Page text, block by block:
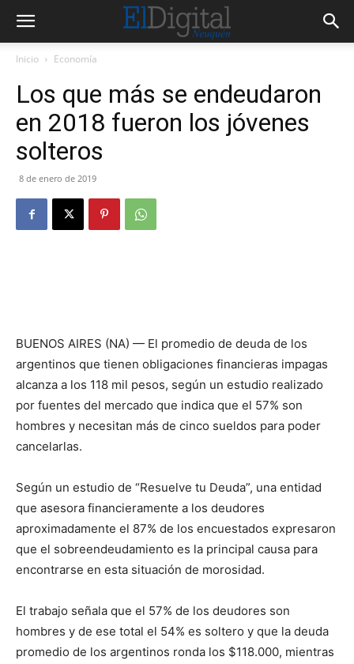
Inicio Economía
Los que más se endeudaron
en 2018 fueron los jóvenes
solteros
8 de enero de 2019
BUENOS AIRES (NA) — El promedio de deuda de los
argentinos que tienen obligaciones financieras impagas
alcanza a los 118 mil pesos, según un estudio realizado
por fuentes del mercado que indica que el 57% son
hombres y necesitan más de cinco sueldos para poder
cancelarlas.
Según un estudio de “Resuelve tu Deuda”, una entidad
que asesora financieramente a los deudores
aproximadamente el 87% de los encuestados expresaron
que el sobreendeudamiento es la principal causa para
encontrarse en esta situación de morosidad.
El trabajo señala que el 57% de los deudores son
hombres y de ese total el 54% es soltero y que la deuda
promedio de los argentinos ronda los $118.000, mientras